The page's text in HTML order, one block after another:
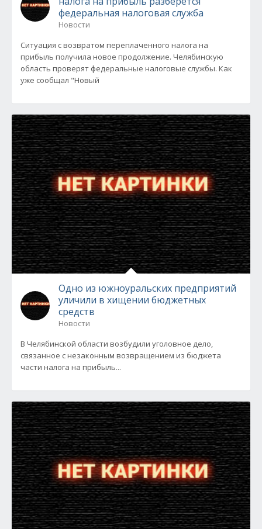
федеральная налоговая служба
Новости
Ситуация с возвратом переплаченного налога на
прибыль получила новое продолжение. Челябинскую
область проверят федеральные налоговые службы. Как
уже сообщал "Новый
Одно из южноуральских предприятий
уличили в хищении бюджетных
средств
Новости
В Челябинской области возбудили уголовное дело,
связанное с незаконным возвращением из бюджета
части налога на прибыль...